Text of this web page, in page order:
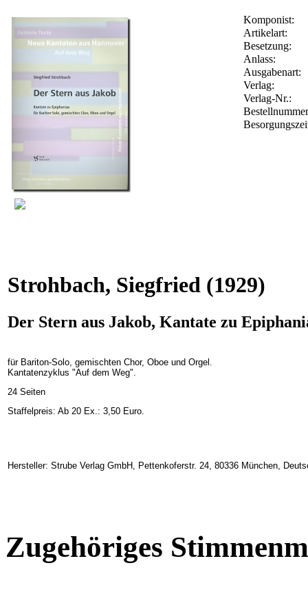
Komponist:
Artikelart:
Besetzung:
Anlass:
Ausgabenart:
Verlag:
Verlag-Nr.:
Strohbach, Siegfried (1929)
Der Stern aus Jakob, Kantate zu
für Bariton-Solo, gemischten Chor, Oboe und Orgel.
Kantatenzyklus "Auf dem Weg".
24 Seiten
Staffelpreis: Ab 20 Ex.: 3,50 Euro.
Hersteller: Strube Verlag GmbH, Pettenkoferstr. 24, 80336 München,
Zugehöriges